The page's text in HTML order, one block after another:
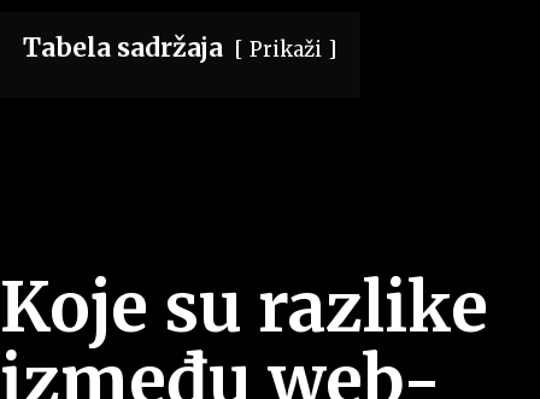
Tabela sadržaja Prikaži
Koje su razlike
između web-